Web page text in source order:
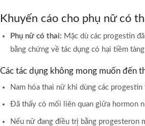
Khuyến cáo cho phụ nữ có
Phụ nữ có thai: Mặc dù các progestin
bằng chứng về tác dụng có hại tiềm
Các tác dụng không mong muốn đến
Nam hóa thai nữ khi dùng các
Đã thấy có mối liên quan giữa hormon
Nếu nữ đang điều trị bằng progesteron